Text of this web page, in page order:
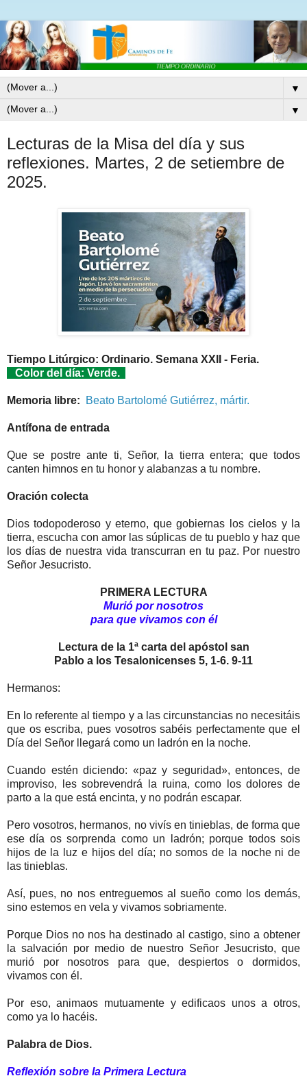
▼
▼
Lecturas de la Misa del día y sus
reflexiones. Martes, 2 de setiembre de
2025.
Tiempo Litúrgico: Ordinario. Semana XXII - Feria.
Color del día: Verde.
Memoria libre: Beato Bartolomé Gutiérrez, mártir.
Antífona de entrada
Que se postre ante ti, Señor, la tierra entera; que todos
canten himnos en tu honor y alabanzas a tu nombre.
Oración colecta
Dios todopoderoso y eterno, que gobiernas los cielos y la
tierra, escucha con amor las súplicas de tu pueblo y haz que
los días de nuestra vida transcurran en tu paz. Por nuestro
Señor Jesucristo.
PRIMERA LECTURA
Murió por nosotros
para que vivamos con él
Lectura de la 1ª carta del apóstol san
Pablo a los Tesalonicenses 5, 1-6. 9-11
Hermanos:
En lo referente al tiempo y a las circunstancias no necesitáis
que os escriba, pues vosotros sabéis perfectamente que el
Día del Señor llegará como un ladrón en la noche.
Cuando estén diciendo: «paz y seguridad», entonces, de
improviso, les sobrevendrá la ruina, como los dolores de
parto a la que está encinta, y no podrán escapar.
Pero vosotros, hermanos, no vivís en tinieblas, de forma que
ese día os sorprenda como un ladrón; porque todos sois
hijos de la luz e hijos del día; no somos de la noche ni de
las tinieblas.
Así, pues, no nos entreguemos al sueño como los demás,
sino estemos en vela y vivamos sobriamente.
Porque Dios no nos ha destinado al castigo, sino a obtener
la salvación por medio de nuestro Señor Jesucristo, que
murió por nosotros para que, despiertos o dormidos,
vivamos con él.
Por eso, animaos mutuamente y edificaos unos a otros,
como ya lo hacéis.
Palabra de Dios.
Reflexión sobre la Primera Lectura